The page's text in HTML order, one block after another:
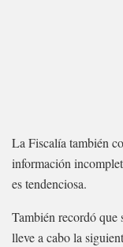
La Fiscalía también
información
es tendenciosa.
También recordó que
lleve a cabo la